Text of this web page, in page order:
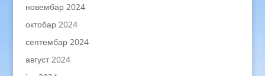
новембар 2024
октобар 2024
септембар 2024
август 2024